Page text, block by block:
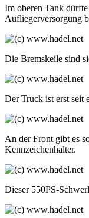
Im oberen Tank
Aufliegerversorgung
Die Bremskeile sind
Der Truck ist erst seit
An der Front gibt es
Kennzeichenhalter.
Dieser 550PS-